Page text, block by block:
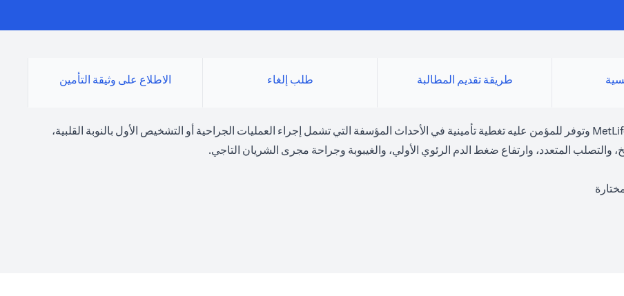
طريقة تقديم المطالبة طلب إلغاء الاطلاع على وثيقة التأمين
خطة الأمراض الحرجة هي منتج تأمين اختياري تقدمه لك شركة MetLife وتوفر للمؤمن عليه تغطية تأمينية في الأحداث المؤسفة التي تشمل إجراء العمليات الجراحية أو التشخيص الأول بالنوبة القلبية،
المتعدد، وارتفاع ضغط الدم الرئوي الأولي، والغيبوبة وجراحة مجرى الشريان التاجي.